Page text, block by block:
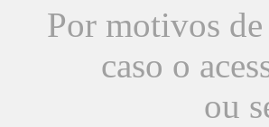
Por motivos de
caso o
ou